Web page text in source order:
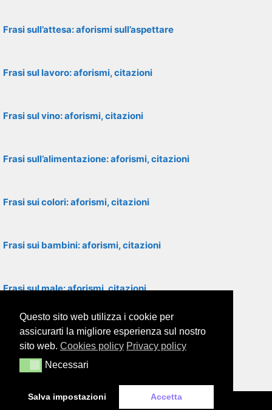
Frasi sull’attesa: aforismi sull’aspettare
Frasi sul lavoro: aforismi, citazioni
Frasi sul vino: aforismi, citazioni
Frasi sull’alimentazione: aforismi, citazioni
Frasi sui colori: aforismi, citazioni
Frasi sui bambini: aforismi, citazioni
Frasi sul male: aforismi, citazioni
Frasi sul razzismo: aforismi, citazioni
Frasi sulle relazioni: aforismi, citazioni
Questo sito web utilizza i cookie per
assicurarti la migliore esperienza sul nostro
sito web. Cookies policy Privacy policy
NecessariNecessari
Salva impostazioni Accetta